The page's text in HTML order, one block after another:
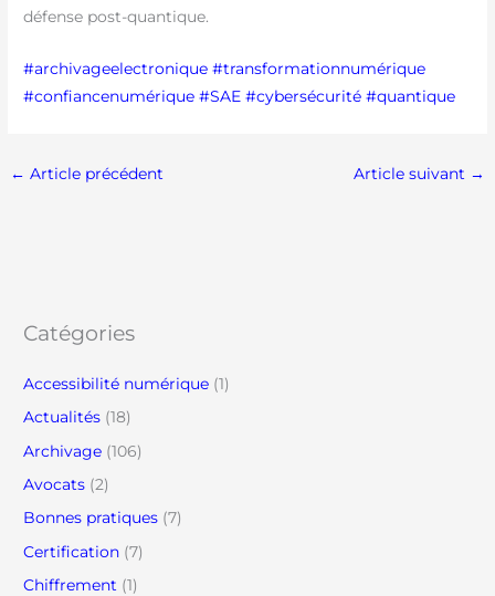
défense post-quantique.
#archivageelectronique #transformationnumérique
#confiancenumérique #SAE #cybersécurité#quantique
← Article précédent Article suivant →
Catégories
Accessibilité numérique (1)
Actualités (18)
Archivage (106)
Avocats (2)
Bonnes pratiques (7)
Certification (7)
Chiffrement (1)